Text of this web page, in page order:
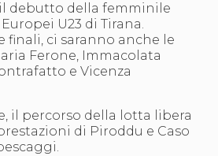
Direttore di Gara
Abilitazioni
Fiscale
News
Modulistica
Quesiti fiscali
Sostenibilità
Documenti
debutto della femminile
U23 di Tirana.
finali, ci saranno anche le
Ferone, Immacolata
e Vicenza
il percorso della lotta libera
di Piroddu e Caso